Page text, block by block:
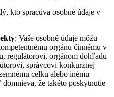
kto spracúva osobné údaje v
: Vaše osobné údaje môžu
orgánu činnému v
regulátorovi, orgánom dohľadu
správcovi konkurznej
celku alebo inému
že takéto poskytnutie